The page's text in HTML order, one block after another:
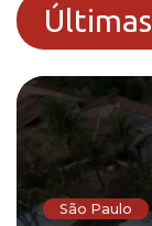
São Paulo